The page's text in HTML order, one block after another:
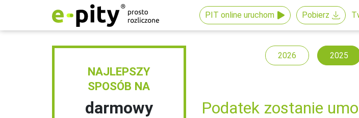
PIT online uruchom Pobierz
NAJLEPSZY
SPOSÓB NA
darmowy
2026 2025
Podatek zostanie